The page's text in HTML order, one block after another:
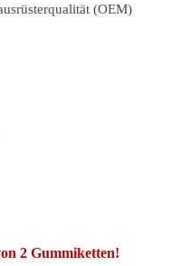
(OEM)
2 Gummiketten!